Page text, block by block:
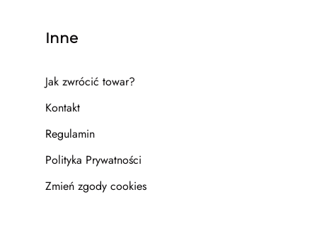
Inne
Jak zwrócić towar?
Kontakt
Regulamin
Polityka Prywatności
Zmień zgody cookies